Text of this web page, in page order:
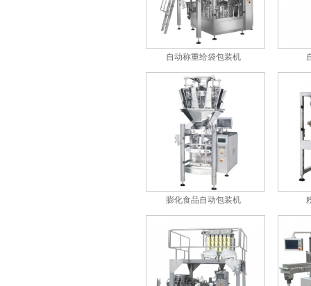
自动称重给袋包装机
膨化食品自动包装机